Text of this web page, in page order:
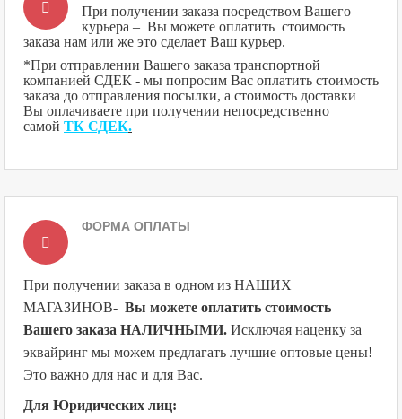
При получении заказа посредством Вашего
курьера – Вы можете оплатить стоимость
заказа нам или же это сделает Ваш курьер.
*При отправлении Вашего заказа транспортной
компанией СДЕК - мы попросим Вас оплатить стоимость
заказа до отправления посылки, а стоимость доставки
Вы оплачиваете при получении непосредственно
самой ТК СДЕК.
ФОРМА ОПЛАТЫ
При получении заказа в одном из НАШИХ
МАГАЗИНОВ- Вы можете оплатить стоимость
Вашего заказа НАЛИЧНЫМИ. Исключая наценку за
эквайринг мы можем предлагать лучшие оптовые цены!
Это важно для нас и для Вас.
Для Юридических лиц: